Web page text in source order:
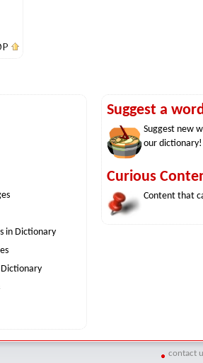
in Dictionary
Suggest a
Suggest new
our
Curious
Content that
contact